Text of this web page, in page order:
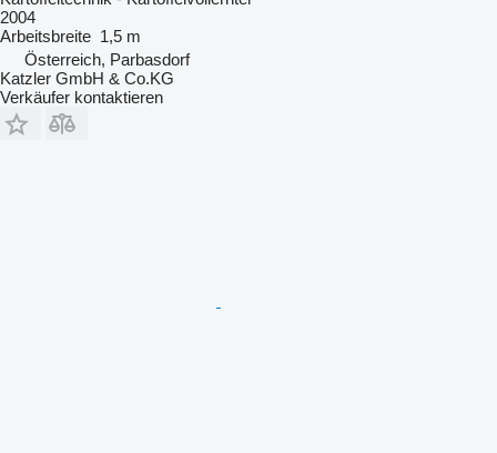
2004
Arbeitsbreite 1,5 m
Österreich, Parbasdorf
Katzler GmbH & Co.KG
Verkäufer kontaktieren